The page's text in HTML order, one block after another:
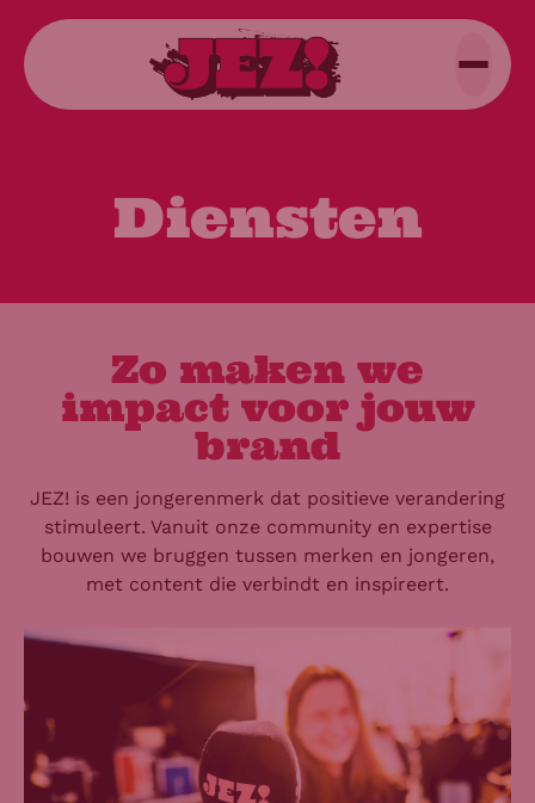
Diensten
Zo maken we
impact voor jouw
brand
JEZ! is een jongerenmerk dat positieve verandering
stimuleert. Vanuit onze community en expertise
bouwen we bruggen tussen merken en jongeren,
met content die verbindt en inspireert.